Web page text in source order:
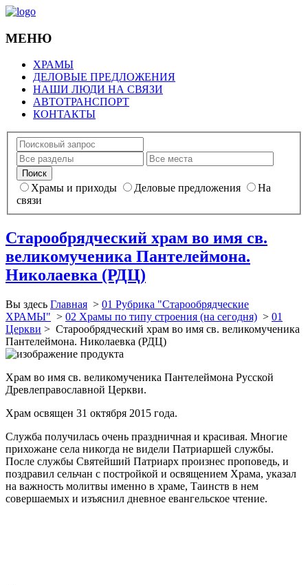
МЕНЮ
ХРАМЫ
ДЕЛОВЫЕ ПРЕДЛОЖЕНИЯ
НАШИ ЛЮДИ НА СВЯЗИ
АВТОТРАНСПОРТ
КОНТАКТЫ
Храмы и приходы Деловые предложения
На
связи
Старообрядческий храм во имя св.
великомученика Пантелеймона.
Николаевка (РДЦ)
Вы здесь Главная > 01 Рубрика "Старообрядческие
ХРАМЫ" > 02 Храмы по типу строения (на сегодня) > 01
Церкви > Старообрядческий храм во имя св. великомученика
Пантелеймона. Николаевка (РДЦ)
Храм во имя св. великомученика Пантелеймона Русской
Древлеправославной Церкви.
Храм освящен 31 октября 2015 года.
Служба получилась очень праздничная и красивая. Многие
прихожане села никогда не видели Патриаршей службы.
После службы Святейший Патриарх произнес проповедь, и
поздравил сельчан с постройкой и освящением Храма, указал
на важность молитвы именно в храме, Таинств в нем
совершаемых и изъяснил дневное евангельское чтение.